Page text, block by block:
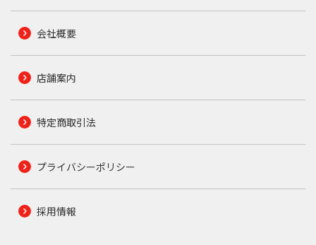
会社概要
店舗案内
特定商取引法
プライバシーポリシー
採用情報